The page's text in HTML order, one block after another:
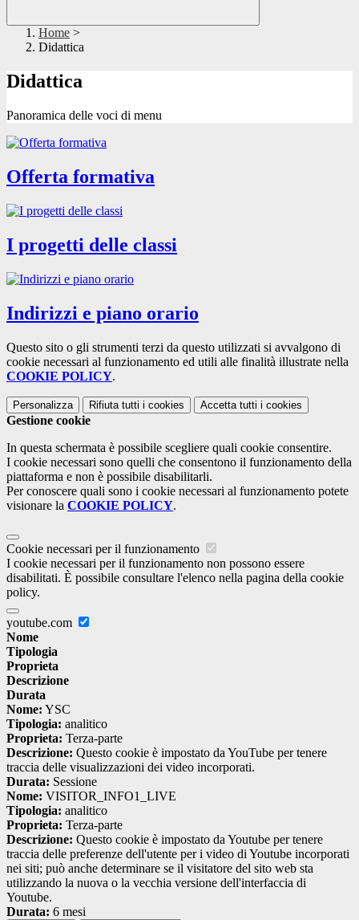
Home >
Didattica
Didattica
Panoramica delle voci di menu
Offerta formativa
I progetti delle classi
Indirizzi e piano orario
Questo sito o gli strumenti terzi da questo utilizzati si avvalgono di
cookie necessari al funzionamento ed utili alle finalità illustrate nella
COOKIE POLICY.
Personalizza Rifiuta tutti i cookies Accetta tutti i cookies
Gestione cookie
In questa schermata è possibile scegliere quali cookie consentire.
I cookie necessari sono quelli che consentono il funzionamento della
piattaforma e non è possibile disabilitarli.
Per conoscere quali sono i cookie necessari al funzionamento potete
visionare la COOKIE POLICY.
Cookie necessari per il funzionamento
I cookie necessari per il funzionamento non possono essere
disabilitati. È possibile consultare l'elenco nella pagina della cookie
policy.
youtube.com
Nome
Tipologia
Proprieta
Descrizione
Durata
Nome: YSC
Tipologia: analitico
Proprieta: Terza-parte
Descrizione: Questo cookie è impostato da YouTube per tenere
traccia delle visualizzazioni dei video incorporati.
Durata: Sessione
Nome: VISITOR_INFO1_LIVE
Tipologia: analitico
Proprieta: Terza-parte
Descrizione: Questo cookie è impostato da Youtube per tenere
traccia delle preferenze dell'utente per i video di Youtube incorporati
nei siti; può anche determinare se il visitatore del sito web sta
utilizzando la nuova o la vecchia versione dell'interfaccia di
Youtube.
Durata: 6 mesi